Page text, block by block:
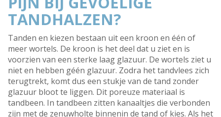
TANDHALZEN?
Tanden en kiezen bestaan uit een kroon en één of
meer wortels. De kroon is het deel dat u ziet en is
voorzien van een sterke laag glazuur. De wortels ziet u
niet en hebben géén glazuur. Zodra het tandvlees zich
terugtrekt, komt dus een stukje van de tand zonder
glazuur bloot te liggen. Dit poreuze materiaal is
tandbeen. In tandbeen zitten kanaaltjes die verbonden
zijn met de zenuwholte binnenin de tand of kies. Als het